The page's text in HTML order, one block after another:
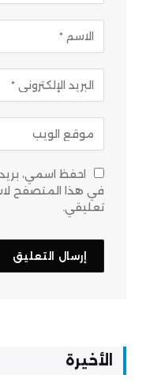
احفظ اسمي،
في هذا المتصفح
تعليقي.
الأخيرة